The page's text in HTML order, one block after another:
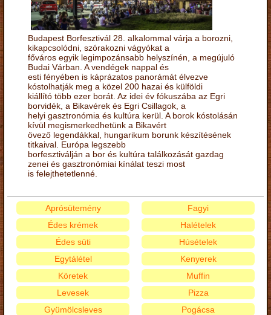
Budapest Borfesztivál 28. alkalommal várja a borozni,
kikapcsolódni, szórakozni vágyókat a
főváros egyik legimpozánsabb helyszínén, a megújuló
Budai Várban. A vendégek nappal és
esti fényében is káprázatos panorámát élvezve
kóstolhatják meg a közel 200 hazai és külföldi
kiállító több ezer borát. Az idei év fókuszába az Egri
borvidék, a Bikavérek és Egri Csillagok, a
helyi gasztronómia és kultúra kerül. A borok kóstolásán
kívül megismerkedhetünk a Bikavért
övező legendákkal, hungarikum borunk készítésének
titkaival. Európa legszebb
borfesztiválján a bor és kultúra találkozását gazdag
zenei és gasztronómiai kínálat teszi most
is felejthetetlenné.
Aprósütemény
Édes krémek
Édes süti
Egytálétel
Fagyi
Halételek
Húsételek
Kenyerek
Köretek
Levesek
Gyümölcsleves
Muffin
Pizza
Pogácsa